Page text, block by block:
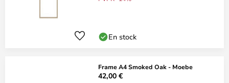
En stock
Frame A4 Smoked Oak - Moebe
42,00 €